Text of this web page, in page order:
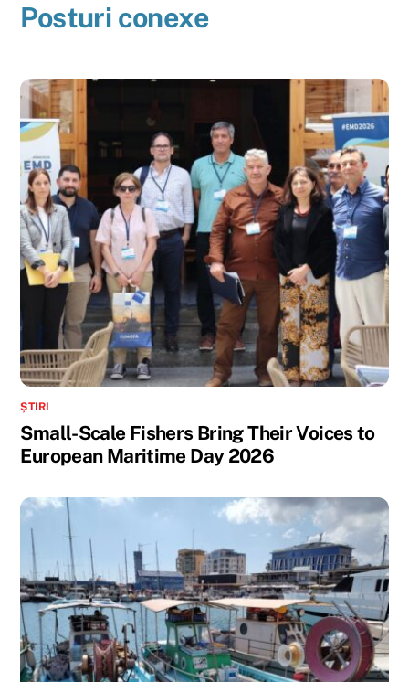
Posturi conexe
ȘTIRI
Small-Scale Fishers Bring Their Voices to
European Maritime Day 2026